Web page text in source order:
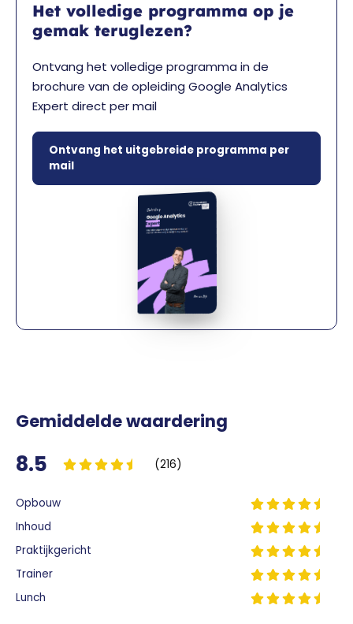
Het volledige programma op je
gemak teruglezen?
Ontvang het volledige programma in de
brochure van de opleiding Google Analytics
Expert direct per mail
Ontvang het uitgebreide programma per
mail
Gemiddelde waardering
8.5 (216)
Opbouw
Inhoud
Praktijkgericht
Trainer
Lunch